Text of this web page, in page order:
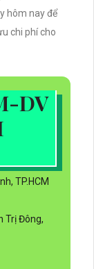
hôm nay để
chi phí cho
DV
TP.HCM
Trị Đông,